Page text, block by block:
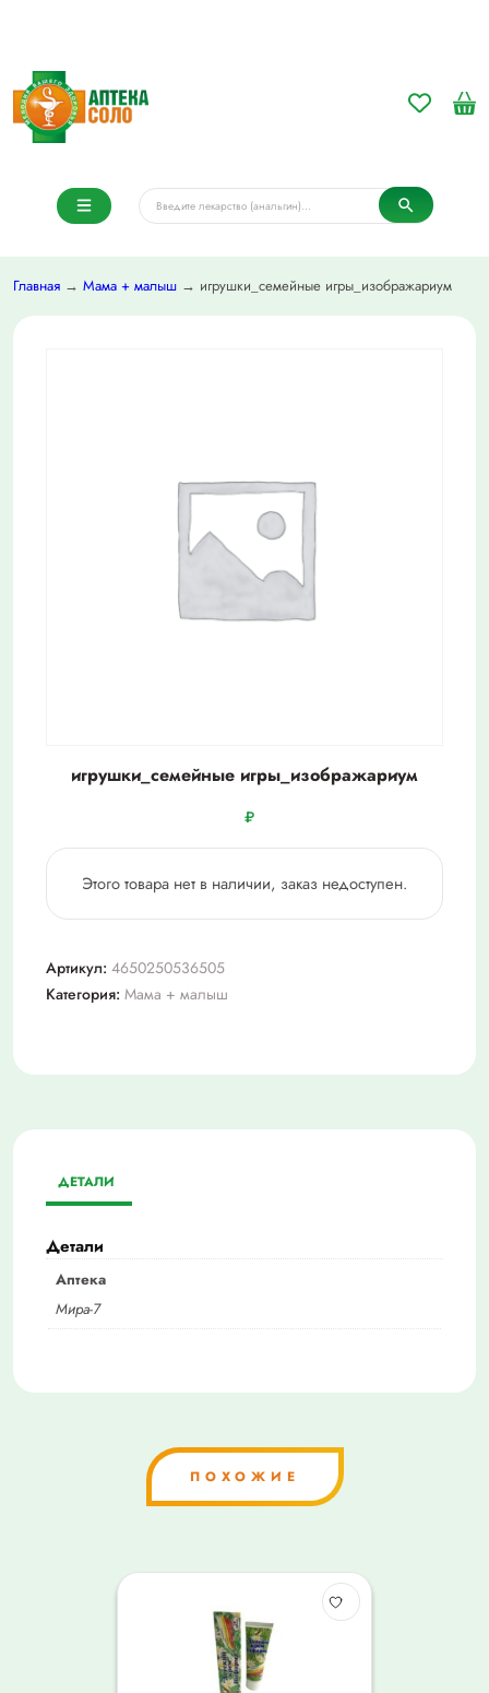
Главная → Мама + малыш → игрушки_семейные игры_изображариум
игрушки_семейные игры_изображариум
₽
Этого товара нет в наличии, заказ недоступен.
Артикул: 4650250536505
Категория: Мама + малыш
ДЕТАЛИ
Детали
Аптека
Мира-7
ПОХОЖИЕ